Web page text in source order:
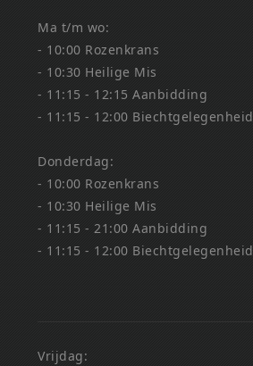
Ma t/m wo:
- 10:00 Rozenkrans
- 10:30 Heilige Mis
- 11:15 - 12:15 Aanbidding
- 11:15 - 12:00 Biechtgelegenheid
Donderdag:
- 10:00 Rozenkrans
- 10:30 Heilige Mis
- 11:15 - 21:00 Aanbidding
- 11:15 - 12:00 Biechtgelegenheid
Vrijdag: